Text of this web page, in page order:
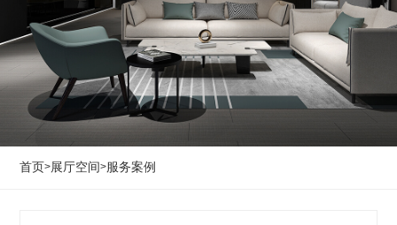
首页>展厅空间>服务案例